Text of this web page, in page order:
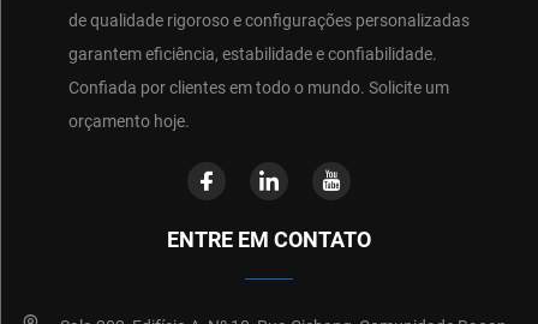
de qualidade rigoroso e configurações personalizadas
garantem eficiência, estabilidade e confiabilidade.
Confiada por clientes em todo o mundo. Solicite um
orçamento hoje.
ENTRE EM CONTATO